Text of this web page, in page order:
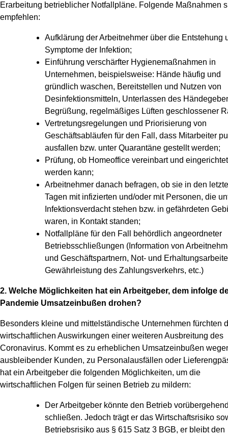
Erarbeitung betrieblicher Notfallpläne. Folgende Maßnahmen
empfehlen:
Aufklärung der Arbeitnehmer über die Entstehung
Symptome der Infektion;
Einführung verschärfter Hygienemaßnahmen in
Unternehmen, beispielsweise: Hände häufig und
gründlich waschen, Bereitstellen und Nutzen von
Desinfektionsmitteln, Unterlassen des
Begrüßung, regelmäßiges Lüften geschlossener
Vertretungsregelungen und Priorisierung von
Geschäftsabläufen für den Fall, dass Mitarbeiter
ausfallen bzw. unter Quarantäne gestellt werden;
Prüfung, ob Homeoffice vereinbart und eingerichtet
werden kann;
Arbeitnehmer danach befragen, ob sie in den
Tagen mit infizierten und/oder mit Personen, die
Infektionsverdacht stehen bzw. in gefährdeten
waren, in Kontakt standen;
Notfallpläne für den Fall behördlich angeordneter
Betriebsschließungen (Information von
und Geschäftspartnern, Not- und
Gewährleistung des Zahlungsverkehrs, etc.)
2. Welche Möglichkeiten hat ein Arbeitgeber, dem infolge
Pandemie Umsatzeinbußen drohen?
Besonders kleine und mittelständische Unternehmen fürchten
wirtschaftlichen Auswirkungen einer weiteren Ausbreitung des
Coronavirus. Kommt es zu erheblichen Umsatzeinbußen
ausbleibender Kunden, zu Personalausfällen oder
hat ein Arbeitgeber die folgenden Möglichkeiten, um die
wirtschaftlichen Folgen für seinen Betrieb zu mildern:
Der Arbeitgeber könnte den Betrieb
schließen. Jedoch trägt er das Wirtschaftsrisiko
Betriebsrisiko aus § 615 Satz 3 BGB, er bleibt den